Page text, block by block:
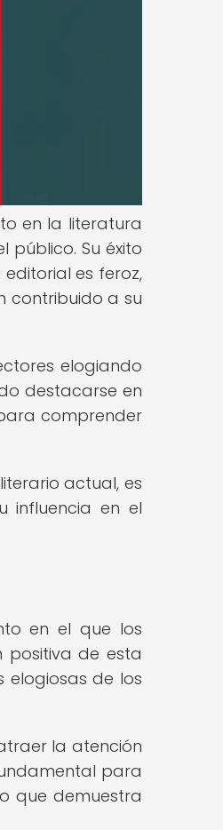
en la literatura
Su éxito
es feroz,
contribuido a su
elogiando
destacarse en
comprender
actual, es
influencia en el
en el que los
positiva de esta
elogiosas de los
la atención
para
que demuestra